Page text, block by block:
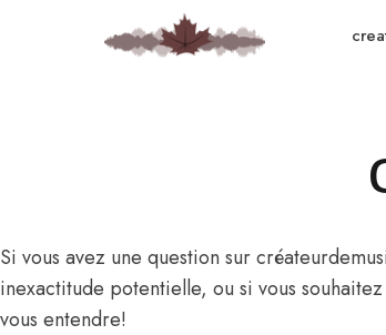
Si vous avez une question sur
inexactitude potentielle, ou si vous
vous entendre!